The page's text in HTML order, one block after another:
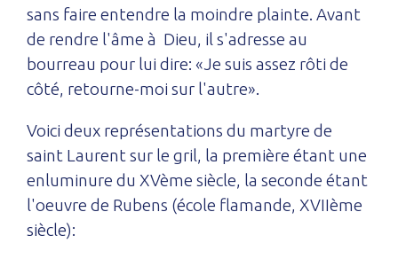
sans faire entendre la moindre plainte. Avant
de rendre l'âme à Dieu, il s'adresse au
bourreau pour lui dire: «Je suis assez rôti de
côté, retourne-moi sur l'autre».
Voici deux représentations du martyre de
saint Laurent sur le gril, la première étant une
enluminure du XVème siècle, la seconde étant
l'oeuvre de Rubens (école flamande, XVIIème
siècle):